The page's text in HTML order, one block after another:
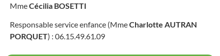
MmeCécilia BOSETTI
Responsable service enfance (MmeCharlotte AUTRAN
PORQUET) : 06.15.49.61.09